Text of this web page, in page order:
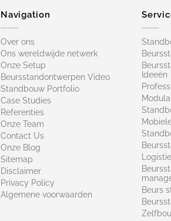
Navigation
Over ons
Ons wereldwijde netwerk
Onze Setup
Beursstandontwerpen Video
Standbouw Portfolio
Case Studies
Referenties
Onze Team
Contact Us
Onze Blog
Sitemap
Disclaimer
Privacy Policy
Algemene voorwaarden
Ideeën
Beurs